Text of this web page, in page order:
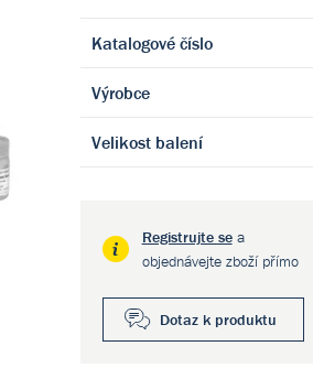
Katalogové číslo
Výrobce
Velikost balení
Registrujte sea
objednávejte zboží přímo
Dotaz k produktu